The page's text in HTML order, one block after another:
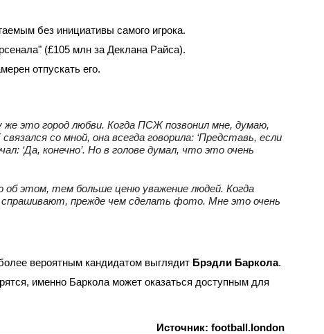
без инициативы самого игрока.
(£105 млн за Деклана Райса).
отпускать его.
это город любви. Когда ПСЖ позвонил мне, думаю,
со мной, она всегда говорила: ‘Представь, если
‘Да, конечно’. Но в голове думал, что это очень
этом, тем больше ценю уважение людей. Когда
прежде чем сделать фото. Мне это очень
вероятным кандидатом выглядит Брэдли Баркола.
именно Баркола может оказаться доступным для
Источник: football.london